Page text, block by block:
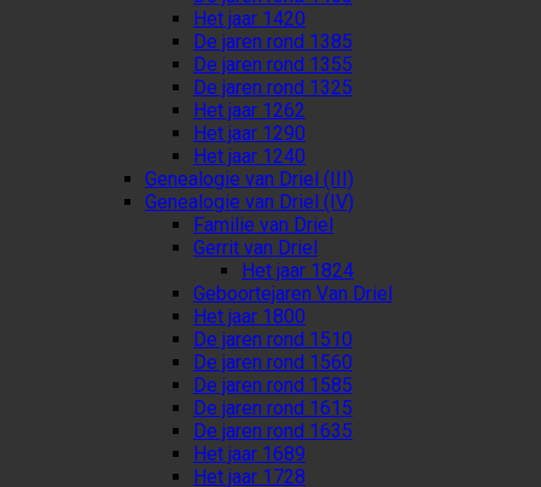
Het jaar 1420
De jaren rond 1385
De jaren rond 1355
De jaren rond 1325
Het jaar 1262
Het jaar 1290
Het jaar 1240
Genealogie van Driel (III)
Genealogie van Driel (IV)
Familie van Driel
Gerrit van Driel
Het jaar 1824
Geboortejaren Van Driel
Het jaar 1800
De jaren rond 1510
De jaren rond 1560
De jaren rond 1585
De jaren rond 1615
De jaren rond 1635
Het jaar 1689
Het jaar 1728